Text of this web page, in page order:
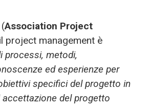
(Association Project
project management è
processi, metodi,
ed esperienze per
specifici del progetto in
del progetto